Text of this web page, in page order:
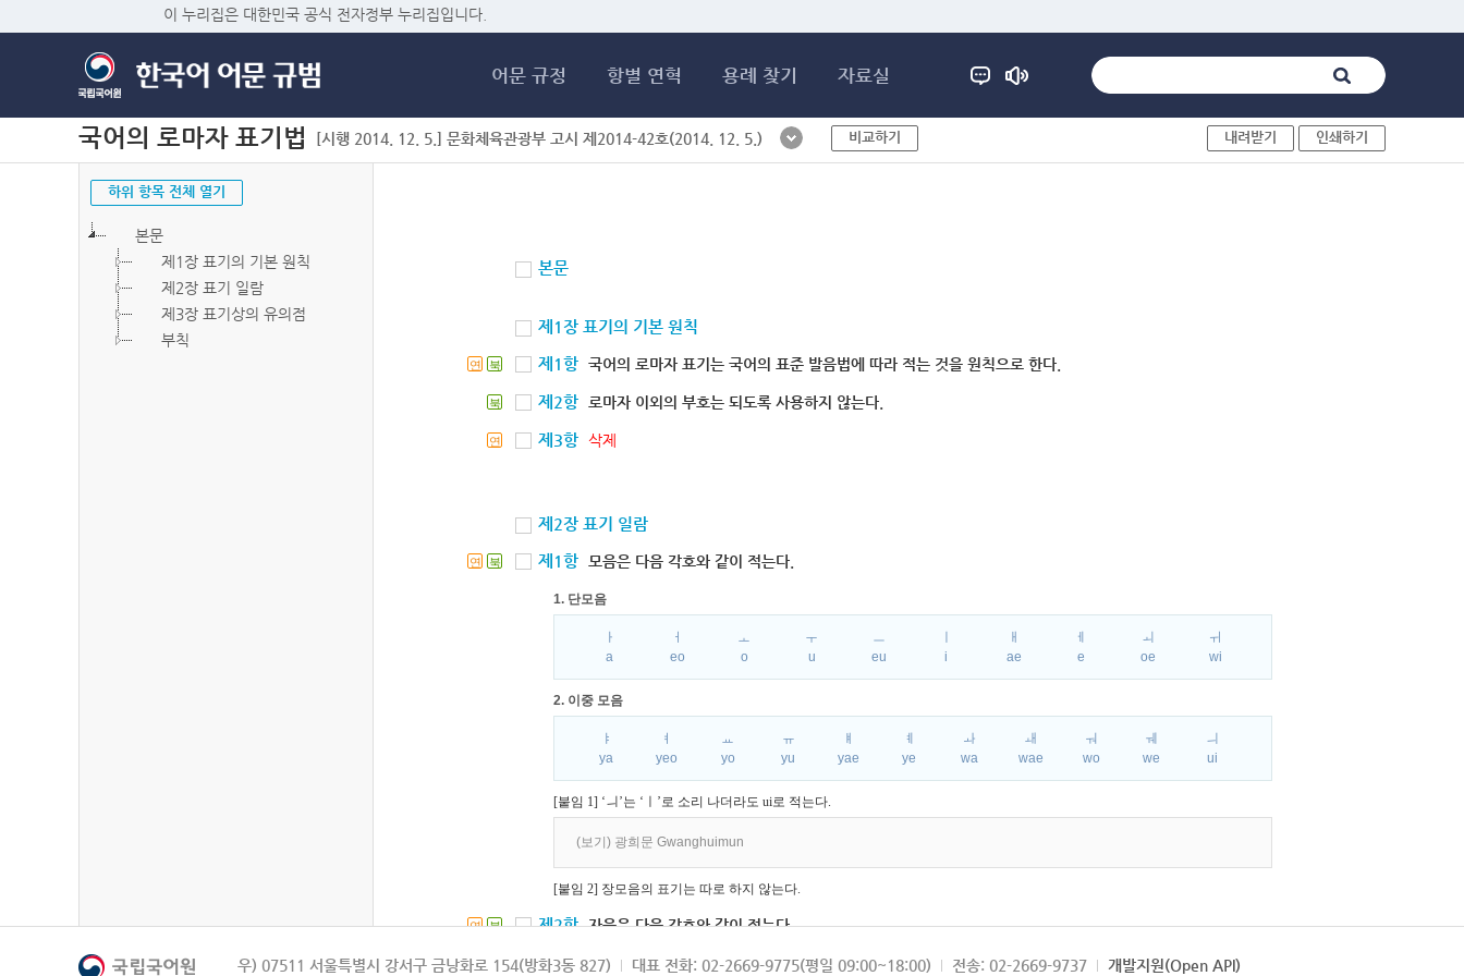
이 누리집은 대한민국 공식 전자정부 누리집입니다.
어문 규정 항별 연혁 용례 찾기 자료실
국어의 로마자 표기법 [시행 2014. 12. 5.] 문화체육관광부 고시 제2014-42호(2014. 12. 5.) 비교하기 내려받기 인쇄하기
하위 항목 전체 열기
본문
제1장 표기의 기본 원칙
제2장 표기 일람
제3장 표기상의 유의점
부칙
본문
제1장 표기의 기본 원칙
연 북 제1항 국어의 로마자 표기는 국어의 표준 발음법에 따라 적는 것을 원칙으로 한다.
북 제2항 로마자 이외의 부호는 되도록 사용하지 않는다.
연 제3항 삭제
제2장 표기 일람
연 북 제1항 모음은 다음 각호와 같이 적는다.
1. 단모음
ㅏ
a
ㅓ
eo
ㅗ
o
ㅜ
u
ㅡ
eu
i
ㅐ
ae
ㅔ
e
ㅚ
oe
ㅟ
wi
2. 이중 모음
ㅑ
ya
ㅕ
yeo
ㅛ
yo
ㅠ
yu
ㅒ
yae
ㅖ
ye
ㅘ
wa
ㅙ
wae
ㅝ
wo
ㅞ
we
ㅢ
ui
[붙임 1] ‘ㅢ’는 ‘ㅣ’로 소리 나더라도 ui로 적는다.
(보기) 광희문 Gwanghuimun
[붙임 2] 장모음의 표기는 따로 하지 않는다.
연 북 제2항 자음은 다음 각호와 같이 적는다.
1. 파열음
우) 07511 서울특별시 강서구 금낭화로 154(방화3동 827) 대표 전화: 02-2669-9775(평일 09:00~18:00) 전송: 02-2669-9737 개발지원(Open API)